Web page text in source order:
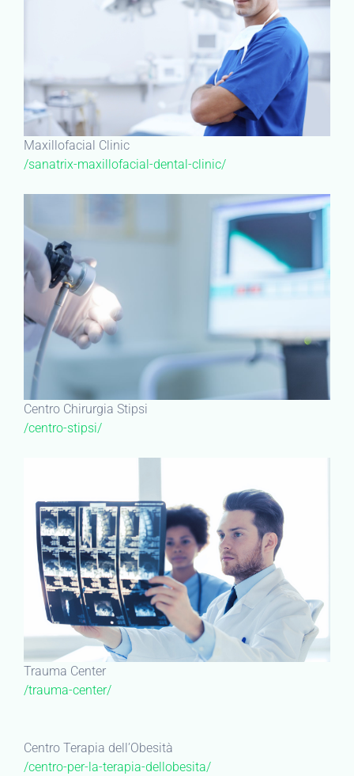
Maxillofacial Clinic
/sanatrix-maxillofacial-dental-clinic/
Centro Chirurgia Stipsi
/centro-stipsi/
Trauma Center
/trauma-center/
Centro Terapia dell’Obesità
/centro-per-la-terapia-dellobesita/